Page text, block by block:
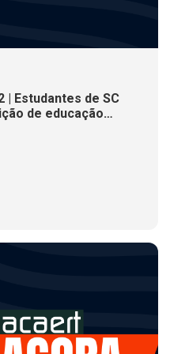
| Estudantes de SC
de educação